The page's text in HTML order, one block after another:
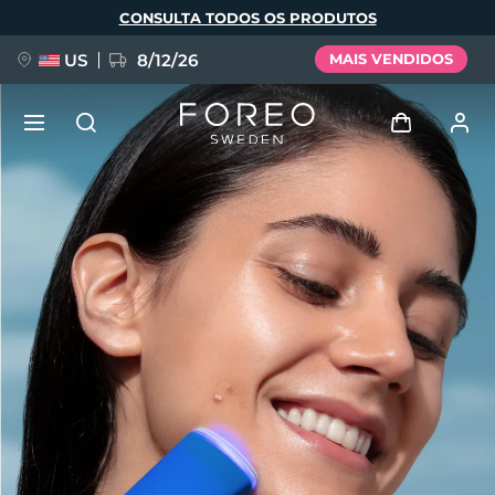
principal
CONSULTA TODOS OS PRODUTOS
US 8/12/26 MAIS VENDIDOS
Entrar
Perfil de usuário
Meus aparelhos
Meus pedidos
Meus endereços
As minhas subscrições
NOVIDADE
FAQ™ Pure Beauty-Tech Elixir
BREAKING NEWS
issa™ Teeth Whitening Set
Idioma
English Deutsch
Español
Français
Português
Polski
Русский
Türkçe
简体中文 繁體中文